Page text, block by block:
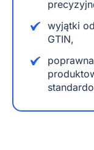
wyjątki
GTIN,